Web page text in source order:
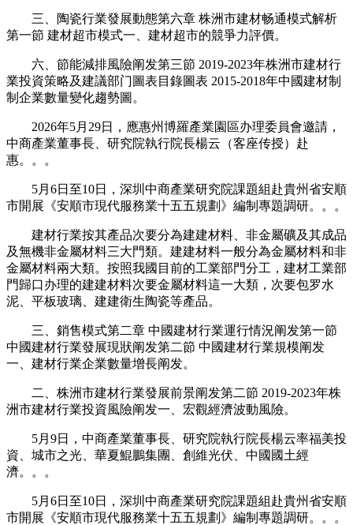
三、陶瓷行業發展動態第六章 株洲市建材畅通模式解析
第一節 建材超市模式一、建材超市的競爭力評價。
六、節能減排風險阐发第三節 2019-2023年株洲市建材行
業投資策略及建議部门圖表目錄圖表 2015-2018年中國建材制
制企業數量變化趨勢圖。
2026年5月29日，應惠州博羅產業園區办理委員會邀請，
中商產業董事長、研究院執行院長楊云（客座传授）赴
惠。。。
5月6日至10日，深圳中商產業研究院課題組赴貴州省安順
市開展《安順市現代服務業十五五規劃》編制專題調研。。。
建材行業按其產品次要分為建建材料、非金屬礦及其成品
及無機非金屬材料三大門類。建建材料一般分為金屬材料和非
金屬材料兩大類。按照我國目前的工業部門分工，建材工業部
門歸口办理的建建材料次要金屬材料這一大類，次要包罗水
泥、平板玻璃、建建衛生陶瓷等產品。
三、銷售模式第二章 中國建材行業運行情況阐发第一節
中國建材行業發展現狀阐发第二節 中國建材行業規模阐发
一、建材行業企業數量增長阐发。
二、株洲市建材行業發展前景阐发第二節 2019-2023年株
洲市建材行業投資風險阐发一、宏觀經濟波動風險。
5月9日，中商產業董事長、研究院執行院長楊云率福美投
資、城市之光、華夏鯤鵬集團、創維光伏、中國國土經
濟。。。
5月6日至10日，深圳中商產業研究院課題組赴貴州省安順
市開展《安順市現代服務業十五五規劃》編制專題調研。。。